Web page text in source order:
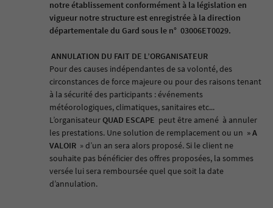
notre établissement conformément à la législation en
vigueur notre structure est enregistrée à la direction
départementale du Gard sous le n° 03006ET0029.
ANNULATION DU FAIT DE L’ORGANISATEUR
Pour des causes indépendantes de sa volonté, des
circonstances de force majeure ou pour des raisons tenant
à la sécurité des participants : événements
météorologiques, climatiques, sanitaires etc...
L’organisateurQUAD ESCAPE peut être amené à annuler
les prestations. Une solution de remplacement ou un » A
VALOIR » d’un an sera alors proposé. Si le client ne
souhaite pas bénéficier des offres proposées, la sommes
versée lui sera remboursée quel que soit la date
d’annulation.